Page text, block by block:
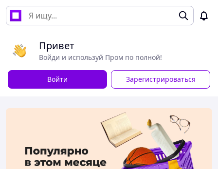
Привет
Войди и используй Пром по полной!
Войти Зарегистрироваться